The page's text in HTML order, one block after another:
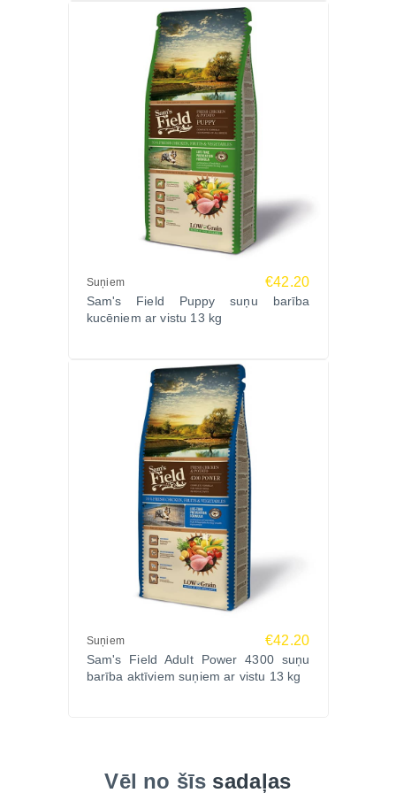
Analītiskās sastāvdaļas
Kopproteīni 26%, koptauki 15%, kopšķiedrvielas
2,5%, koppelni 6,6%, mitrums 10%, kalcijs 1,5%,
fosfors 1%, Omega-3 taukskābes 0,8%, Omega-6
Uzturvielu piedevas (uz 1 kg)
A vitamīns 20 000 SV, D3 1900 SV, E 500 mg, B1
4,5 mg, B2 6 mg, B6 5 mg, B12 0,05 mg, niacīns 26
mg, pantotēnskābe 13 mg, biotīns 0,78 mg,
folijskābe 0,65 mg, holīna hlorīds 780 mg, cinks 107
mg, varš 18 mg, jods 0,84 mg, selēns 0,2 mg.
Sam’s Field (VAFO Praha, Čehija) – augstākās
zinātniski izstrādātas formulas ar dabīgiem
ingredientiem. Produkti tiek gatavoti bez ĢMO, ar
stingru kvalitātes kontroli un draudzīgu filozofiju pret
dzīvniekiem un dabu.
Ko saka saimnieki?
Līga, Ogre: “Mana kokeru mīlule šo barību dievina –
spalva mirdz, enerģijas pilna!”
Andris, Rīga: “Pēc pāriešanas uz Sam’s Field suņa
gremošana uzlabojās, un apmatojums kļuva
Ilze, Liepāja: “Patīk, ka barība smaržo dabīgi un
satur īstu vistu, nevis blakusproduktus.”
Biežāk uzdotie jautājumi (FAQ)
1. Kādām šķirnēm piemērota šī barība?
Sam’s Field Fresh Chicken ir paredzēta vidējo
2. Vai barība satur mākslīgās piedevas vai
Suņiem €42.20
Sam's Field Puppy suņu barība
kucēniem ar vistu 13 kg
Suņiem €42.20
Sam's Field Adult Power 4300 suņu
barība aktīviem suņiem ar vistu 13 kg
Vēl no šīs sadaļas